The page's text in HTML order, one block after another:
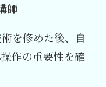
師
を修めた後、自
作の重要性を確